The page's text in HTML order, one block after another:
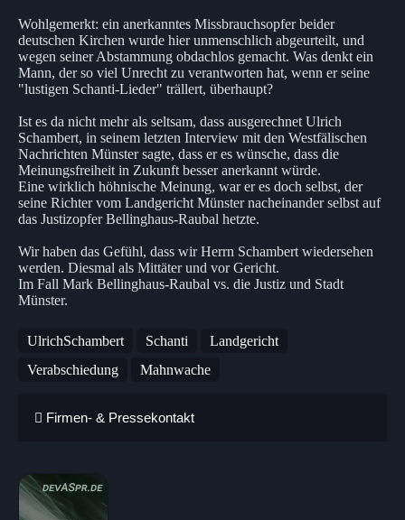
Wohlgemerkt: ein anerkanntes Missbrauchsopfer beider
deutschen Kirchen wurde hier unmenschlich abgeurteilt, und
wegen seiner Abstammung obdachlos gemacht. Was denkt ein
Mann, der so viel Unrecht zu verantworten hat, wenn er seine
"lustigen Schanti-Lieder" trällert, überhaupt?
Ist es da nicht mehr als seltsam, dass ausgerechnet Ulrich
Schambert, in seinem letzten Interview mit den Westfälischen
Nachrichten Münster sagte, dass er es wünsche, dass die
Meinungsfreiheit in Zukunft besser anerkannt würde.
Eine wirklich höhnische Meinung, war er es doch selbst, der
seine Richter vom Landgericht Münster nacheinander selbst auf
das Justizopfer Bellinghaus-Raubal hetzte.
Wir haben das Gefühl, dass wir Herrn Schambert wiedersehen
werden. Diesmal als Mittäter und vor Gericht.
Im Fall Mark Bellinghaus-Raubal vs. die Justiz und Stadt
Münster.
UlrichSchambert Schanti
Landgericht
Verabschiedung
Mahnwache
Firmen- & Pressekontakt